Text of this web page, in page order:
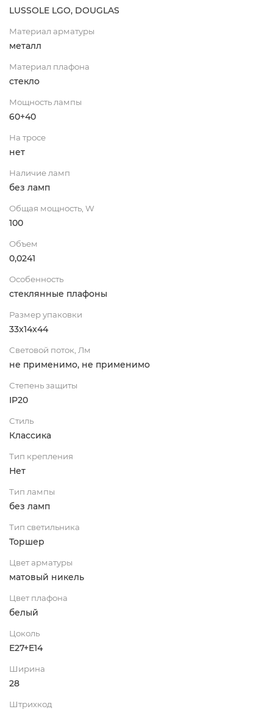
LUSSOLE LGO, DOUGLAS
Материал арматуры
металл
Материал плафона
стекло
Мощность лампы
60+40
На тросе
нет
Наличие ламп
без ламп
Общая мощность, W
100
Объем
0,0241
Особенность
стеклянные плафоны
Размер упаковки
33x14x44
Световой поток, Лм
не применимо, не применимо
Степень защиты
IP20
Стиль
Классика
Тип крепления
Нет
Тип лампы
без ламп
Тип светильника
Торшер
Цвет арматуры
матовый никель
Цвет плафона
белый
Цоколь
E27+E14
Ширина
28
Штрихкод